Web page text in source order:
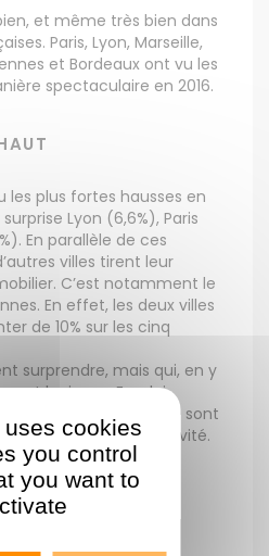
et même très bien dans
Paris, Lyon, Marseille,
et Bordeaux ont vu les
spectaculaire en 2016.
les plus fortes hausses en
Lyon (6,6%), Paris
En parallèle de ces
villes tirent leur
C’est notamment le
En effet, les deux villes
de 10% sur les cinq
surprendre, mais qui, en y
logiques. Emploi,
d’infrastructure sont
boosté leur attractivité.
SUIT PAS
cookies
you control
you want to